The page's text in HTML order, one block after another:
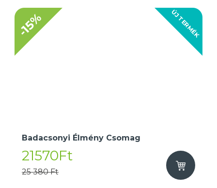
ÚJ TERMÉK
-15%
Badacsonyi Élmény Csomag
21570Ft
25 380 Ft